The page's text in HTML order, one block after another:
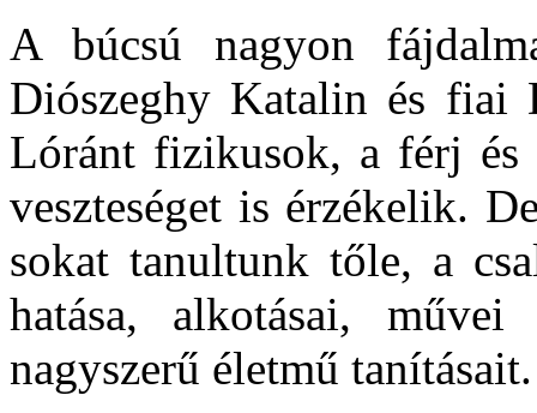
A búcsú nagyon
Diószeghy Katalin és fiai
Lóránt fizikusok, a férj és
veszteséget is érzékelik.
sokat tanultunk tőle, a
hatása, alkotásai,
nagyszerű életmű tanításait.